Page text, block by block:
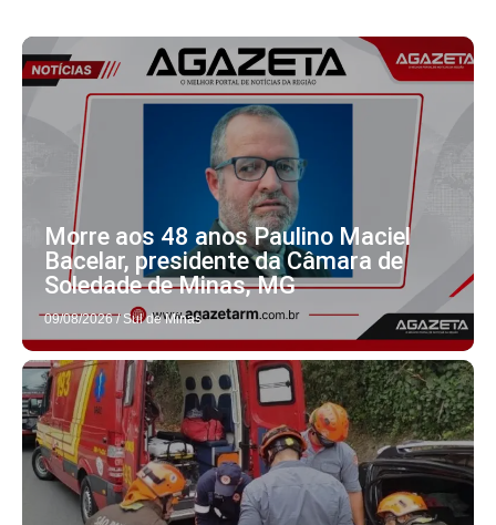
Morre aos 48 anos Paulino Maciel
Bacelar, presidente da Câmara de
Soledade de Minas, MG
09/08/2026 / Sul de Minas